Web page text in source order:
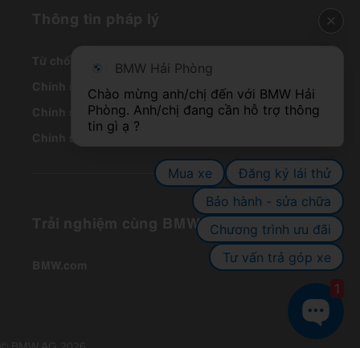
Từ chối trách nhiệm pháp lý
Chính sách Thanh toán
Chính sách Bảo mật
Chính sách Giao nhận - Vận chuyển
Trải nghiệm cùng BMW
BMW Hải Phòng
Chào mừng anh/chị đến với BMW Hải
Phòng. Anh/chị đang cần hỗ trợ thông
Mua xe
Đăng ký lái thử
Bảo hành - sửa chữa
Chương trình ưu đãi
Tư vấn trả góp xe
1